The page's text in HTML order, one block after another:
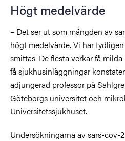
Högt medelvärde
– Det ser ut som mängden av
högt medelvärde. Vi har
smittas. De flesta verkar få
få sjukhusinläggningar
adjungerad professor på
Göteborgs universitet och
Universitetssjukhuset.
Undersökningarna av sars-cov-